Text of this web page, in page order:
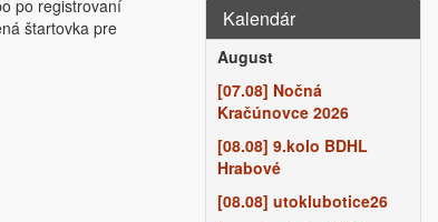
po registrovaní
štartovka pre
Kalendár
August
[07.08] Nočná
Kračúnovce 2026
[08.08] 9.kolo BDHL
Hrabové
[08.08] utoklubotice26